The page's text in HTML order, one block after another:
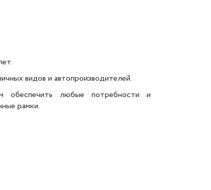
видов и автопроизводителей.
обеспечить любые потребности и
рамки.